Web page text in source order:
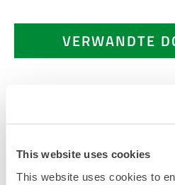
This website uses cookies
This website uses cookies to
VERWANDTE
MEXIKO, CHINA, ASIEN.